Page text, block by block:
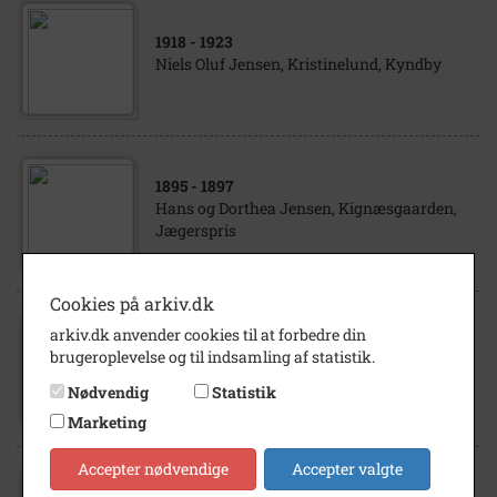
1918 - 1923
Niels Oluf Jensen, Kristinelund, Kyndby
1895 - 1897
Hans og Dorthea Jensen, Kignæsgaarden,
Jægerspris
1959- 1964
Cookies på arkiv.dk
arkiv.dk anvender cookies til at forbedre din
brugeroplevelse og til indsamling af statistik.
Nødvendig
Statistik
Marketing
Accepter nødvendige Accepter valgte